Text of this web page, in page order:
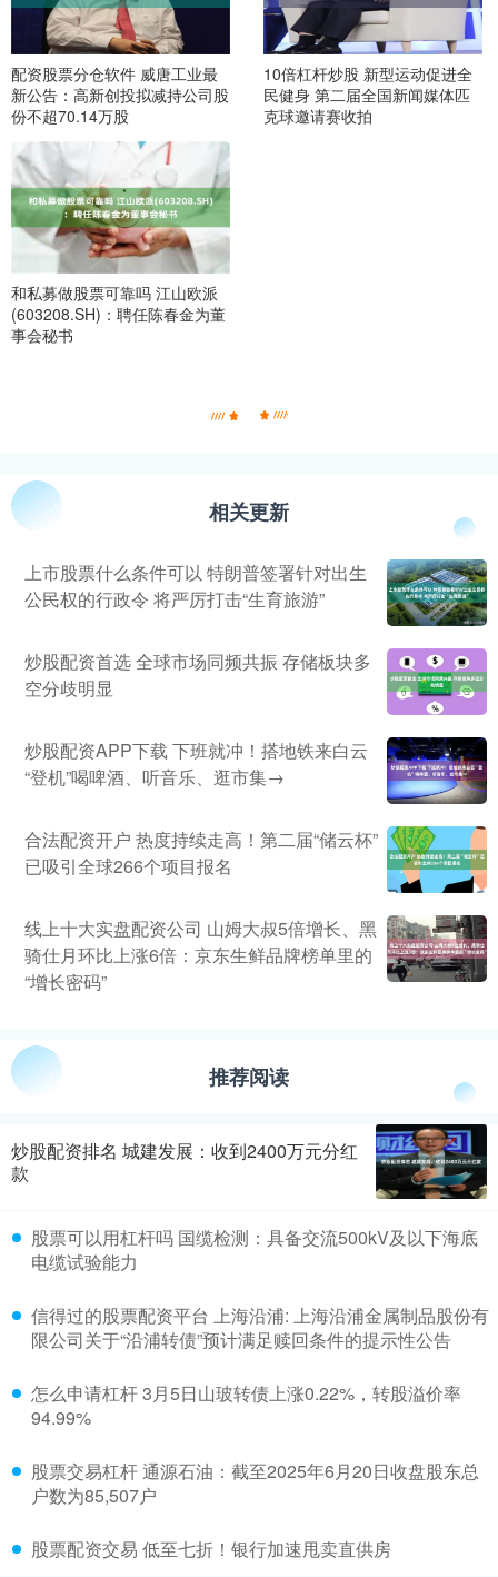
配资股票分仓软件 威唐工业最
新公告：高新创投拟减持公司股
份不超70.14万股
10倍杠杆炒股 新型运动促进全
民健身 第二届全国新闻媒体匹
克球邀请赛收拍
和私募做股票可靠吗 江山欧派
(603208.SH)：聘任陈春金为董
事会秘书
相关更新
上市股票什么条件可以 特朗普签署针对出生
公民权的行政令 将严厉打击“生育旅游”
炒股配资首选 全球市场同频共振 存储板块多
空分歧明显
炒股配资APP下载 下班就冲！搭地铁来白云
“登机”喝啤酒、听音乐、逛市集→
合法配资开户 热度持续走高！第二届“储云杯”
已吸引全球266个项目报名
线上十大实盘配资公司 山姆大叔5倍增长、黑
骑仕月环比上涨6倍：京东生鲜品牌榜单里的
“增长密码”
推荐阅读
炒股配资排名 城建发展：收到2400万元分红
款
股票可以用杠杆吗 国缆检测：具备交流500kV及以下海底
电缆试验能力
信得过的股票配资平台 上海沿浦: 上海沿浦金属制品股份有
限公司关于“沿浦转债”预计满足赎回条件的提示性公告
怎么申请杠杆 3月5日山玻转债上涨0.22%，转股溢价率
94.99%
股票交易杠杆 通源石油：截至2025年6月20日收盘股东总
户数为85,507户
股票配资交易 低至七折！银行加速甩卖直供房